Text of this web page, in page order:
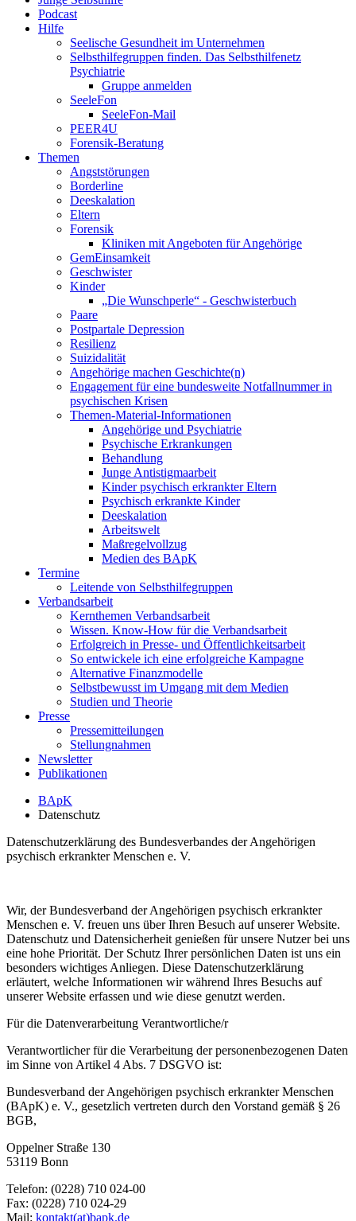
Podcast
Hilfe
Seelische Gesundheit im Unternehmen
Selbsthilfegruppen finden. Das Selbsthilfenetz
Psychiatrie
Gruppe anmelden
SeeleFon
SeeleFon-Mail
PEER4U
Forensik-Beratung
Themen
Angststörungen
Borderline
Deeskalation
Eltern
Forensik
Kliniken mit Angeboten für Angehörige
GemEinsamkeit
Geschwister
Kinder
„Die Wunschperle“ - Geschwisterbuch
Paare
Postpartale Depression
Resilienz
Suizidalität
Angehörige machen Geschichte(n)
Engagement für eine bundesweite Notfallnummer in
psychischen Krisen
Themen-Material-Informationen
Angehörige und Psychiatrie
Psychische Erkrankungen
Behandlung
Junge Antistigmaarbeit
Kinder psychisch erkrankter Eltern
Psychisch erkrankte Kinder
Deeskalation
Arbeitswelt
Maßregelvollzug
Medien des BApK
Termine
Leitende von Selbsthilfegruppen
Verbandsarbeit
Kernthemen Verbandsarbeit
Wissen. Know-How für die Verbandsarbeit
Erfolgreich in Presse- und Öffentlichkeitsarbeit
So entwickele ich eine erfolgreiche Kampagne
Alternative Finanzmodelle
Selbstbewusst im Umgang mit dem Medien
Studien und Theorie
Presse
Pressemitteilungen
Stellungnahmen
Newsletter
Publikationen
BApK
Datenschutz
Datenschutzerklärung des Bundesverbandes der Angehörigen
psychisch erkrankter Menschen e. V.
Wir, der Bundesverband der Angehörigen psychisch erkrankter
Menschen e. V. freuen uns über Ihren Besuch auf unserer Website.
Datenschutz und Datensicherheit genießen für unsere Nutzer bei uns
eine hohe Priorität. Der Schutz Ihrer persönlichen Daten ist uns ein
besonders wichtiges Anliegen. Diese Datenschutzerklärung
erläutert, welche Informationen wir während Ihres Besuchs auf
unserer Website erfassen und wie diese genutzt werden.
Für die Datenverarbeitung Verantwortliche/r
Verantwortlicher für die Verarbeitung der personenbezogenen Daten
im Sinne von Artikel 4 Abs. 7 DSGVO ist:
Bundesverband der Angehörigen psychisch erkrankter Menschen
(BApK) e. V., gesetzlich vertreten durch den Vorstand gemäß § 26
BGB,
Oppelner Straße 130
53119 Bonn
Telefon: (0228) 710 024-00
Fax: (0228) 710 024-29
Mail: kontakt(at)bapk.de